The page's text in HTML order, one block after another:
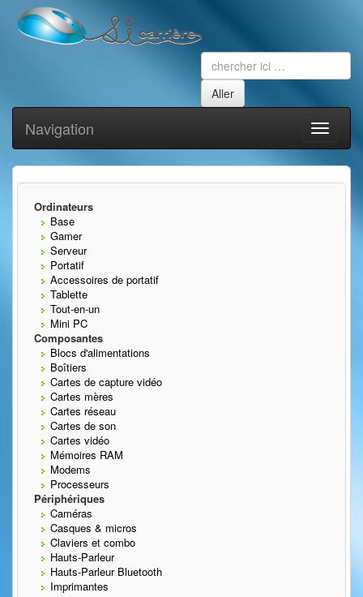
Toggle
Navigation
Ordinateurs
Base
Gamer
Serveur
Portatif
Accessoires de portatif
Tablette
Tout-en-un
Mini PC
Composantes
Blocs d'alimentations
Boîtiers
Cartes de capture vidéo
Cartes mères
Cartes réseau
Cartes de son
Cartes vidéo
Mémoires RAM
Modems
Processeurs
Périphériques
Caméras
Casques & micros
Claviers et combo
Hauts-Parleur
Hauts-Parleur Bluetooth
Imprimantes